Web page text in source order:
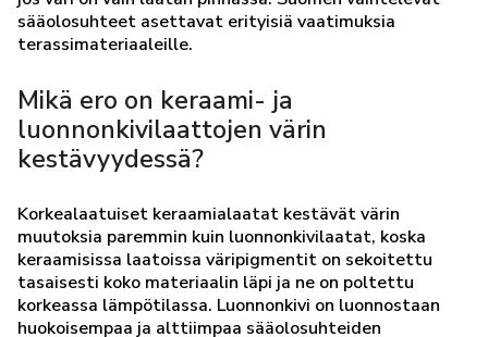
sääolosuhteet asettavat erityisiä vaatimuksia
terassimateriaaleille.
Mikä ero on keraami- ja
luonnonkivilaattojen värin
kestävyydessä?
Korkealaatuiset keraamialaatat kestävät värin
muutoksia paremmin kuin luonnonkivilaatat, koska
keraamisissa laatoissa väripigmentit on sekoitettu
tasaisesti koko materiaalin läpi ja ne on poltettu
korkeassa lämpötilassa. Luonnonkivi on luonnostaan
huokoisempaa ja alttiimpaa sääolosuhteiden